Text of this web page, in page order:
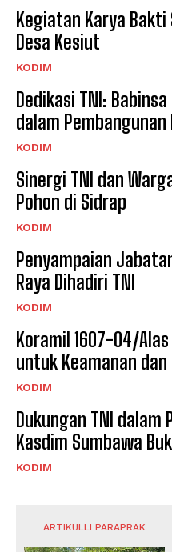
Kegiatan Karya Bakti
Desa Kesiut
KODIM
Dedikasi TNI:
dalam Pembangunan
KODIM
Sinergi TNI dan
Pohon di Sidrap
KODIM
Penyampaian
Raya Dihadiri TNI
KODIM
Koramil 1607-04/
untuk Keamanan
KODIM
Dukungan TNI
Kasdim Sumbawa
KODIM
ARTIKULLI PARAPRAK